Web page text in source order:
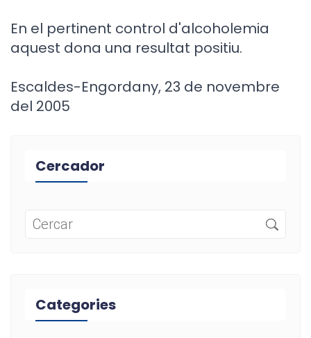
En el pertinent control d'alcoholemia
aquest dona una resultat positiu.
Escaldes-Engordany, 23 de novembre
del 2005
Cercador
Categories